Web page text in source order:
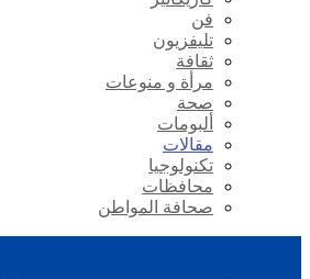
فن
تليفزيون
ثقافة
مرأة و منوعات
صحة
ألبومات
مقالات
تكنولوجيا
محافظات
صحافة المواطن